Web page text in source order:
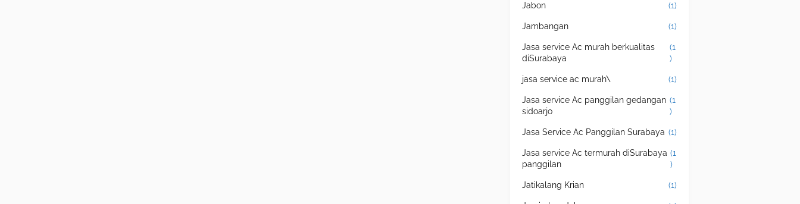
Jabon (1)
Jambangan (1)
Jasa service Ac murah berkualitas
diSurabaya
(1
)
jasa service ac murah\ (1)
Jasa service Ac panggilan gedangan
sidoarjo
(1
)
Jasa Service Ac Panggilan Surabaya (1)
Jasa service Ac termurah diSurabaya
panggilan
(1
)
Jatikalang Krian (1)